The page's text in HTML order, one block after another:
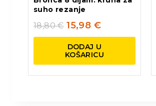
suho rezanje
18,80€ 15,98 €
DODAJ U
KOŠARICU